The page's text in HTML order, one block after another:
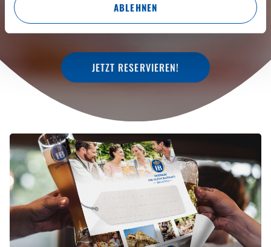
ABLEHNEN
AM ALTEN RATHAUS
JETZT RESERVIEREN!